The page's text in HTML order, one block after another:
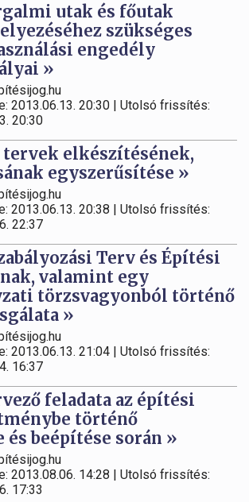
utak és főutak
szükséges
engedély
»
2013.06.13. 20:30 | Utolsó frissítés:
20:30
elkészítésének,
egyszerűsítése »
2013.06.13. 20:38 | Utolsó frissítés:
22:37
Terv és Építési
valamint egy
törzsvagyonból történő
»
2013.06.13. 21:04 | Utolsó frissítés:
16:37
feladata az építési
történő
és beépítése során »
2013.08.06. 14:28 | Utolsó frissítés:
17:33